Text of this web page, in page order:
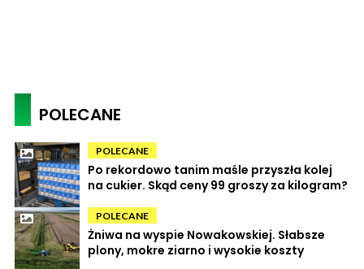
POLECANE
POLECANE
Po rekordowo tanim maśle przyszła kolej
na cukier. Skąd ceny 99 groszy za kilogram?
POLECANE
Żniwa na wyspie Nowakowskiej. Słabsze
plony, mokre ziarno i wysokie koszty